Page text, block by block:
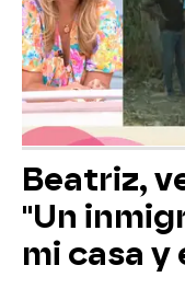
Beatriz,
"Un
mi casa y